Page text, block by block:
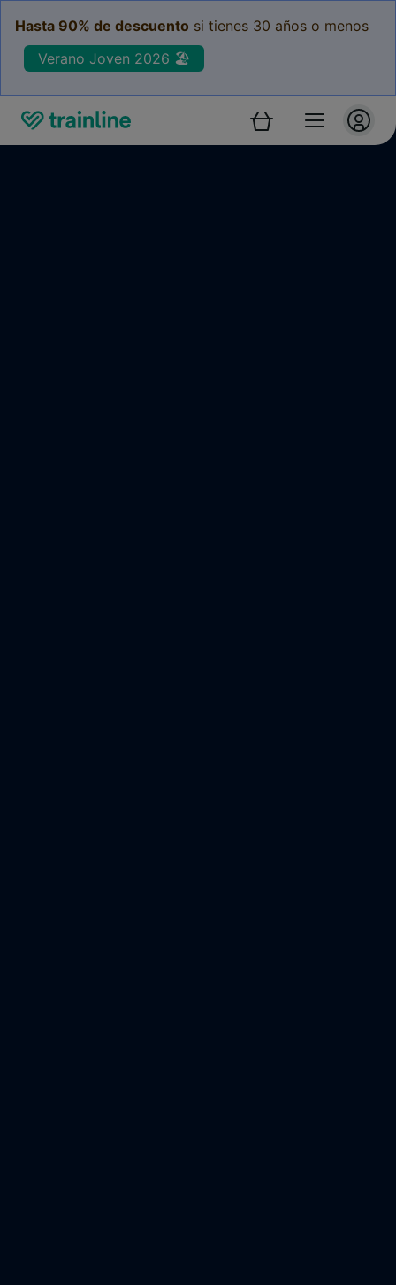
Hasta 90% de descuento si tienes 30 años o menos
Verano Joven 2026 🏖️